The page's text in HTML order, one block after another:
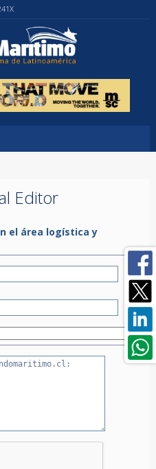
Editor
el área logística y